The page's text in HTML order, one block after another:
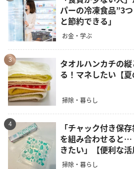
パーの冷凍食品”3
と節約できる」
お金・学ぶ
3
タオルハンカチの
る！マネしたい【夏
掃除・暮らし
4
「チャック付き保
を組み合わせると
きたい」【便利な活
掃除・暮らし